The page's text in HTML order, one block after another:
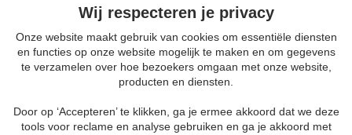
Tips & tricks
Contact
Nieuws & Vacatures
Algemene voorwaarden
Wij respecteren je privacy
Onze website maakt gebruik van cookies om essentiële diensten
en functies op onze website mogelijk te maken en om gegevens
te verzamelen over hoe bezoekers omgaan met onze website,
producten en diensten.
Door op ‘Accepteren’ te klikken, ga je ermee akkoord dat we deze
tools voor reclame en analyse gebruiken en ga je akkoord met